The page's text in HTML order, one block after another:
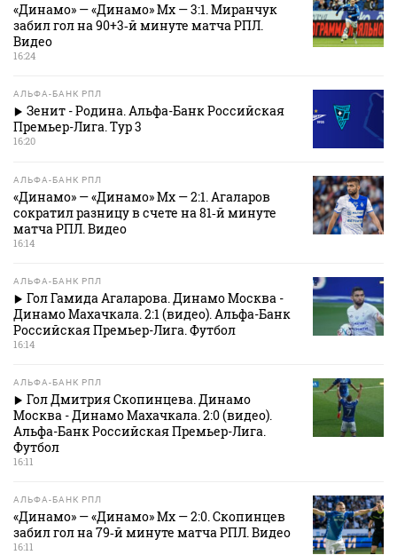
«Динамо» — «Динамо» Мх — 3:1. Миранчук
забил гол на 90+3‑й минуте матча РПЛ.
Видео
16:24
АЛЬФА-БАНК РПЛ
Зенит - Родина. Альфа-Банк Российская
Премьер-Лига. Тур 3
16:20
АЛЬФА-БАНК РПЛ
«Динамо» — «Динамо» Мх — 2:1. Агаларов
сократил разницу в счете на 81‑й минуте
матча РПЛ. Видео
16:14
АЛЬФА-БАНК РПЛ
Гол Гамида Агаларова. Динамо Москва -
Динамо Махачкала. 2:1 (видео). Альфа-Банк
Российская Премьер-Лига. Футбол
16:14
АЛЬФА-БАНК РПЛ
Гол Дмитрия Скопинцева. Динамо
Москва - Динамо Махачкала. 2:0 (видео).
Альфа-Банк Российская Премьер-Лига.
Футбол
16:11
АЛЬФА-БАНК РПЛ
«Динамо» — «Динамо» Мх — 2:0. Скопинцев
забил гол на 79‑й минуте матча РПЛ. Видео
16:11